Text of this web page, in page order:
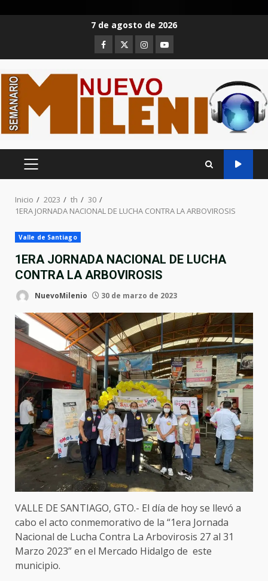
7 de agosto de 2026
Facebook
TwitterInstagram
Youtube
MENÚ
Inicio 2023 th
30
1ERA JORNADA NACIONAL DE LUCHA CONTRA LA ARBOVIROSIS
Valle de Santiago
1ERA JORNADA NACIONAL DE LUCHA
CONTRA LA ARBOVIROSIS
NuevoMilenio 30 de marzo de 2023
VALLE DE SANTIAGO, GTO.- El día de hoy se llevó a
cabo el acto conmemorativo de la “1era Jornada
Nacional de Lucha Contra La Arbovirosis 27 al 31
Marzo 2023” en el Mercado Hidalgo de este
municipio.